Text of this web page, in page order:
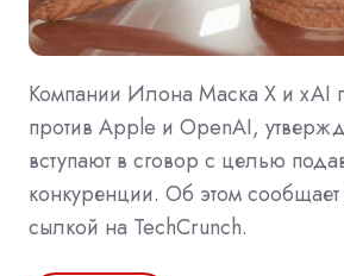
Компании Илона Маска X и xAI
против Apple и OpenAI,
вступают в сговор с целью
конкуренции. Об этом сообщает
сылкой на TechCrunch.